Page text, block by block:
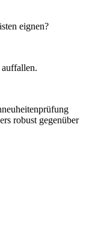
eignen?
robust gegenüber